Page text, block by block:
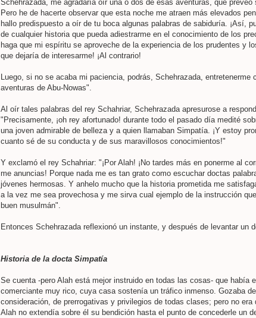
Schehrazada, me agradaría oír una o dos de esas aventuras, que preveo
Pero he de hacerte observar que esta noche me atraen más elevados
hallo predispuesto a oír de tu boca algunas palabras de sabiduría. ¡Así,
de cualquier historia que pueda adiestrarme en el conocimiento de los
haga que mi espíritu se aproveche de la experiencia de los prudentes y
que dejaría de interesarme! ¡Al contrario!
Luego, si no se acaba mi paciencia, podrás, Schehrazada, entretenerme
aventuras de Abu-Nowas".
Al oír tales palabras del rey Schahriar, Schehrazada apresurose a
"Precisamente, ¡oh rey afortunado! durante todo el pasado día medité
una joven admirable de belleza y a quien llamaban Simpatía. ¡Y estoy
cuanto sé de su conducta y de sus maravillosos conocimientos!"
Y exclamó el rey Schahriar: "¡Por Alah! ¡No tardes más en ponerme al
me anuncias! Porque nada me es tan grato como escuchar doctas
jóvenes hermosas. Y anhelo mucho que la historia prometida me
a la vez me sea provechosa y me sirva cual ejemplo de la instrucción
buen musulmán".
Entonces Schehrazada reflexionó un instante, y después de levantar un
Historia de la docta Simpatía
Se cuenta -pero Alah está mejor instruido en todas las cosas- que había
comerciante muy rico, cuya casa sostenía un tráfico inmenso. Gozaba
consideración, de prerrogativas y privilegios de todas clases; pero no era
Alah no extendía sobre él su bendición hasta el punto de concederle un